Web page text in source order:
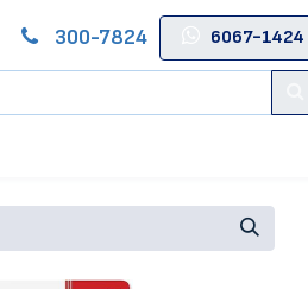
300-7824
6067-1424